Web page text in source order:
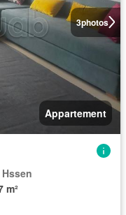
3photos
Appartement
m²